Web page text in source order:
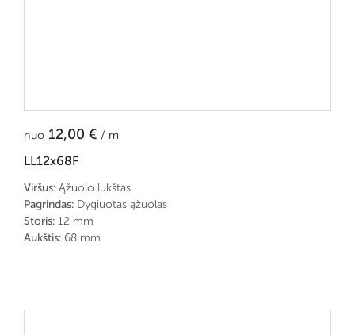
nuo 12,00 € / m
LL12x68F
Viršus: Ąžuolo lukštas
Pagrindas: Dygiuotas ąžuolas
Storis: 12 mm
Aukštis: 68 mm